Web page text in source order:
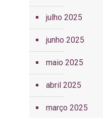
julho 2025
junho 2025
maio 2025
abril 2025
março 2025